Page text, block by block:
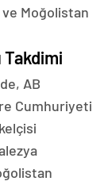
Moğolistan
AB
Cumhuriyeti